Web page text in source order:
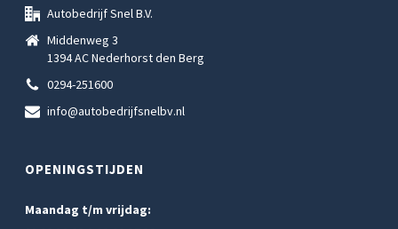
Autobedrijf Snel B.V.
Middenweg 3
1394 AC Nederhorst den Berg
0294-251600
info@autobedrijfsnelbv.nl
OPENINGSTIJDEN
Maandag t/m vrijdag: